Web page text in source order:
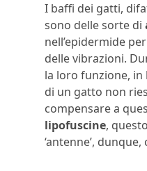
I baffi dei gatti,
sono delle sorte di
nell’epidermide
delle vibrazioni.
la loro funzione, in
di un gatto non
compensare a
lipofuscine,
‘antenne’,